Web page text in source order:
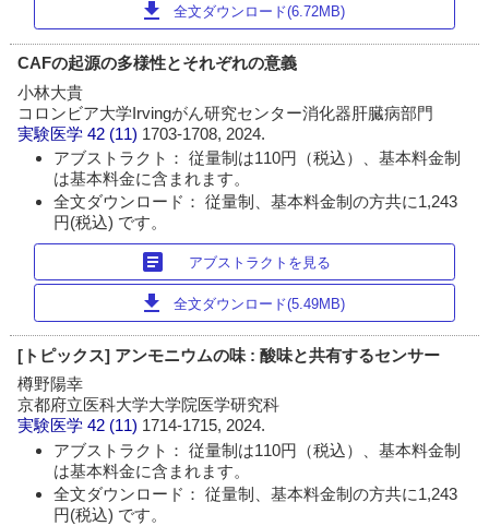
download 全文ダウンロード(6.72MB)
CAFの起源の多様性とそれぞれの意義
小林大貴
コロンビア大学Irvingがん研究センター消化器肝臓病部門
実験医学 42 (11) 1703-1708, 2024.
アブストラクト： 従量制は110円（税込）、基本料金制
は基本料金に含まれます。
全文ダウンロード： 従量制、基本料金制の方共に1,243
円(税込) です。
article アブストラクトを見る
download 全文ダウンロード(5.49MB)
[トピックス] アンモニウムの味 : 酸味と共有するセンサー
樽野陽幸
京都府立医科大学大学院医学研究科
実験医学 42 (11) 1714-1715, 2024.
アブストラクト： 従量制は110円（税込）、基本料金制
は基本料金に含まれます。
全文ダウンロード： 従量制、基本料金制の方共に1,243
円(税込) です。